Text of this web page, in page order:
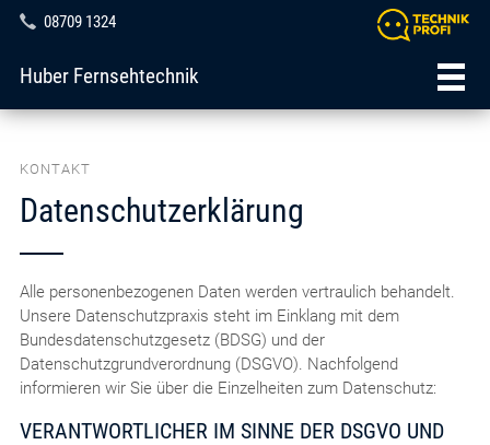
08709 1324
Huber Fernsehtechnik
KONTAKT
Datenschutzerklärung
Alle personenbezogenen Daten werden vertraulich behandelt.
Unsere Datenschutzpraxis steht im Einklang mit dem
Bundesdatenschutzgesetz (BDSG) und der
Datenschutzgrundverordnung (DSGVO). Nachfolgend
informieren wir Sie über die Einzelheiten zum Datenschutz:
VERANTWORTLICHER IM SINNE DER DSGVO UND